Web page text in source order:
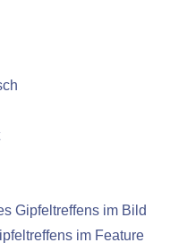
Gipfeltreffens im Bild
im Feature